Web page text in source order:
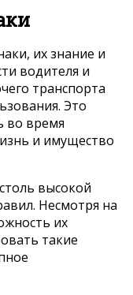
их знание и
водителя и
транспорта
Это
во время
и имущество
высокой
Несмотря на
их
такие